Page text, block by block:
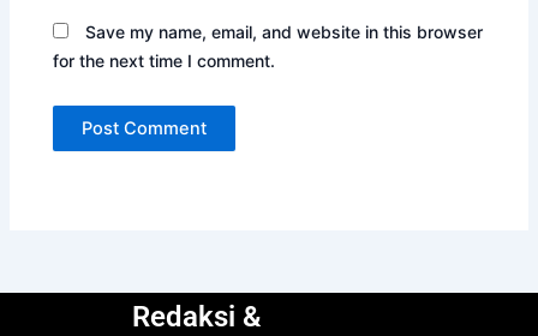
Save my name, email, and website in this browser
for the next time I comment.
Redaksi &